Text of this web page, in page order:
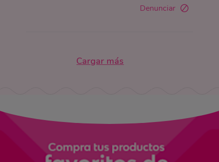
Denunciar
Cargar más